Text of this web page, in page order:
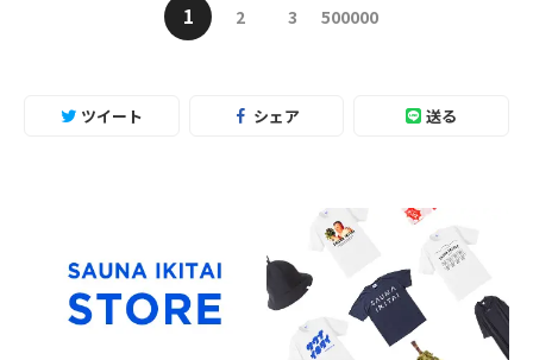
1 2 3 500000
ツイート シェア 送る